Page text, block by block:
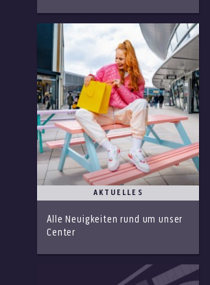
AKTUELLES
Alle Neuigkeiten rund um unser
Center